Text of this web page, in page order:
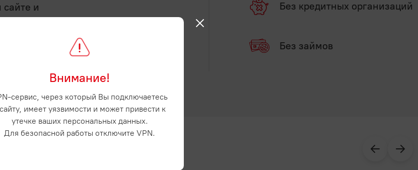
и
Без кредитных организаций
Без займов
Внимание!
сервис, через который Вы подключаетесь
имеет уязвимости и может привести к
утечке ваших персональных данных.
Для безопасной работы отключите VPN.